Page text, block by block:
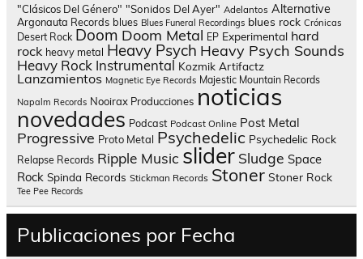
"Clásicos Del Género" "Sonidos Del Ayer" Adelantos Alternative
Argonauta Records blues Blues Funeral Recordings blues rock Crónicas
Desert Rock Doom Doom Metal EP Experimental hard
rock heavy metal Heavy Psych Heavy Psych Sounds
Heavy Rock Instrumental Kozmik Artifactz
Lanzamientos Magnetic Eye Records Majestic Mountain Records
Napalm Records Nooirax Producciones noticias
novedades Podcast Podcast Online Post Metal
Progressive Proto Metal Psychedelic Psychedelic Rock
Relapse Records Ripple Music slider Sludge Space
Rock Spinda Records Stickman Records Stoner Stoner Rock
Tee Pee Records
Publicaciones por Fecha